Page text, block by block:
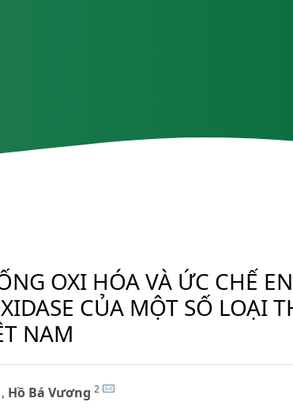
OXI HÓA VÀ ỨC CHẾ
CỦA MỘT SỐ LOẠI
NAM
, Hồ Bá Vương 2